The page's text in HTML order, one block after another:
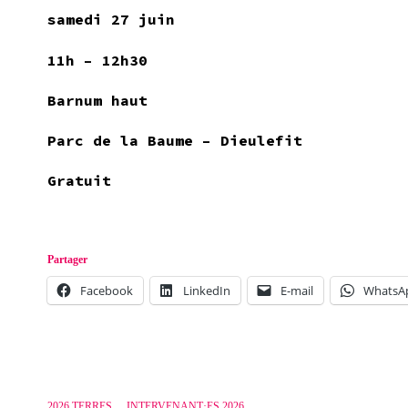
samedi 27 juin
11h – 12h30
Barnum haut
Parc de la Baume – Dieulefit
Gratuit
Partager
Facebook LinkedIn E-mail